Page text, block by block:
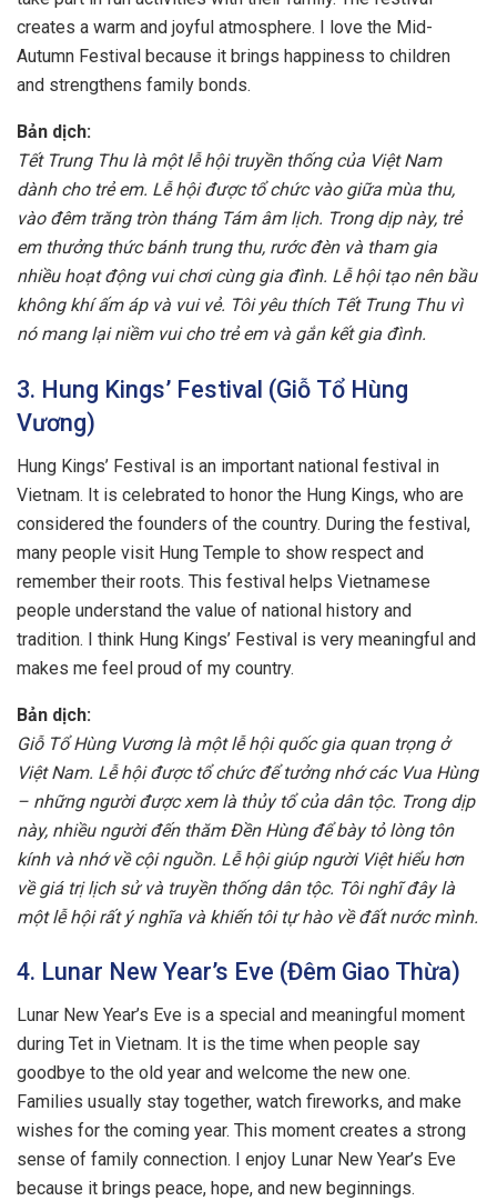
creates a warm and joyful atmosphere. I love the Mid-
Autumn Festival because it brings happiness to children
and strengthens family bonds.
Bản dịch:
Tết Trung Thu là một lễ hội truyền thống của Việt Nam
dành cho trẻ em. Lễ hội được tổ chức vào giữa mùa thu,
vào đêm trăng tròn tháng Tám âm lịch. Trong dịp này, trẻ
em thưởng thức bánh trung thu, rước đèn và tham gia
nhiều hoạt động vui chơi cùng gia đình. Lễ hội tạo nên bầu
không khí ấm áp và vui vẻ. Tôi yêu thích Tết Trung Thu vì
nó mang lại niềm vui cho trẻ em và gắn kết gia đình.
3. Hung Kings’ Festival (Giỗ Tổ Hùng
Vương)
Hung Kings’ Festival is an important national festival in
Vietnam. It is celebrated to honor the Hung Kings, who are
considered the founders of the country. During the festival,
many people visit Hung Temple to show respect and
remember their roots. This festival helps Vietnamese
people understand the value of national history and
tradition. I think Hung Kings’ Festival is very meaningful and
makes me feel proud of my country.
Bản dịch:
Giỗ Tổ Hùng Vương là một lễ hội quốc gia quan trọng ở
Việt Nam. Lễ hội được tổ chức để tưởng nhớ các Vua Hùng
– những người được xem là thủy tổ của dân tộc. Trong dịp
này, nhiều người đến thăm Đền Hùng để bày tỏ lòng tôn
kính và nhớ về cội nguồn. Lễ hội giúp người Việt hiểu hơn
về giá trị lịch sử và truyền thống dân tộc. Tôi nghĩ đây là
một lễ hội rất ý nghĩa và khiến tôi tự hào về đất nước mình.
4. Lunar New Year’s Eve (Đêm Giao Thừa)
Lunar New Year’s Eve is a special and meaningful moment
during Tet in Vietnam. It is the time when people say
goodbye to the old year and welcome the new one.
Families usually stay together, watch fireworks, and make
wishes for the coming year. This moment creates a strong
sense of family connection. I enjoy Lunar New Year’s Eve
because it brings peace, hope, and new beginnings.